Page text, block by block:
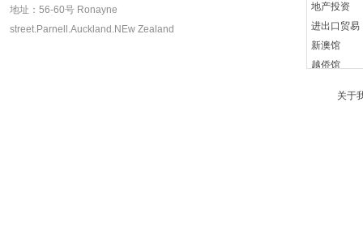
地产投资
进出口贸易
新澳馆
越侨馆
地址：56-60号 Ronayne
street.Parnell.Auckland.NEw Zealand
关于